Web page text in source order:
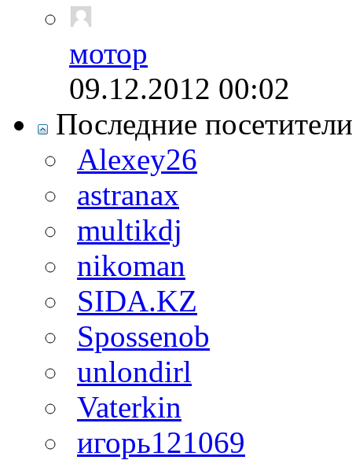
мотор
09.12.2012 00:02
Последние посетители
Alexey26
astranax
multikdj
nikoman
SIDA.KZ
Spossenob
unlondirl
Vaterkin
игорь121069